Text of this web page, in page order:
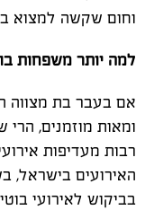
וחום שקשה למצוא
למה יותר משפחות
אם בעבר בת מצווה
רבות מעדיפות
האירועים בישראל,
בביקוש לאירועי בוטיק